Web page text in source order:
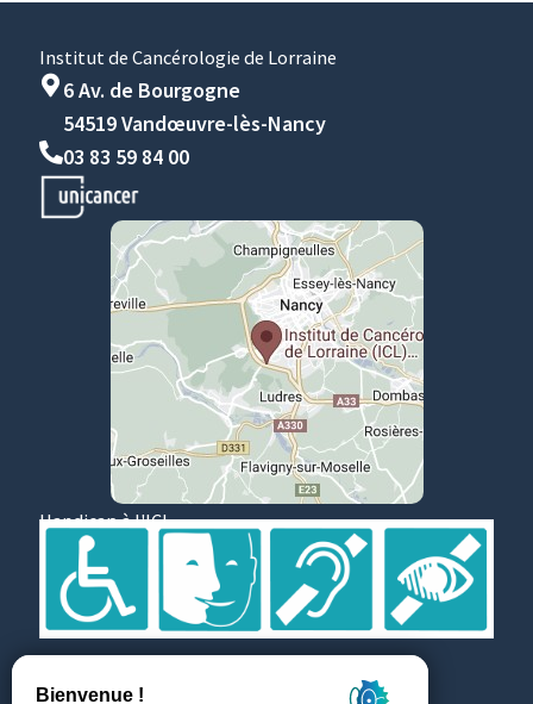
Institut de Cancérologie de Lorraine
6 Av. de Bourgogne
54519 Vandœuvre-lès-Nancy
03 83 59 84 00
Handicap à l'ICL